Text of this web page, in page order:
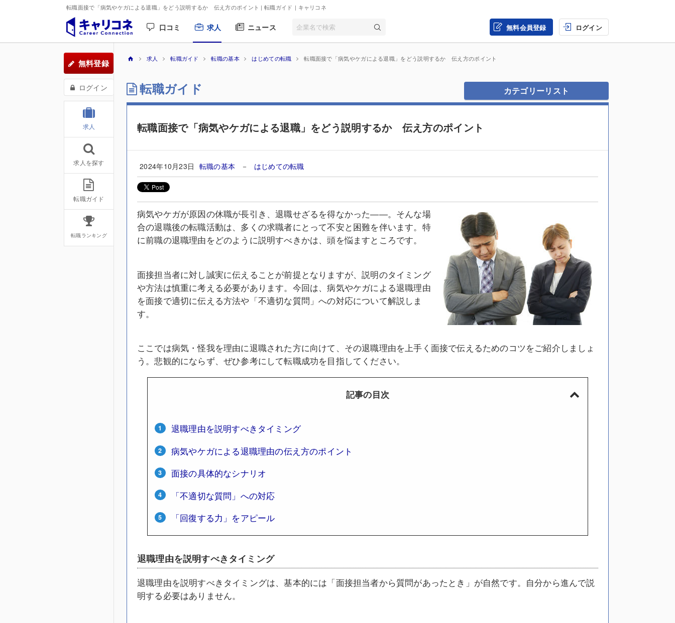
転職面接で「病気やケガによる退職」をどう説明するか 伝え方のポイント | 転職ガイド | キャリコネ
口コミ 求人 ニュース 無料会員登録 ログイン
無料登録
ログイン
求人
求人を探す
転職ガイド
転職ランキング
求人 転職ガイド 転職の基本 はじめての転職 転職面接で「病気やケガによる退職」をどう説明するか 伝え方のポイント
転職ガイド カテゴリーリスト
転職面接で「病気やケガによる退職」をどう説明するか 伝え方のポイント
2024年10月23日 転職の基本 － はじめての転職
病気やケガが原因の休職が長引き、退職せざるを得なかった――。そんな場
合の退職後の転職活動は、多くの求職者にとって不安と困難を伴います。特
に前職の退職理由をどのように説明すべきかは、頭を悩ますところです。
面接担当者に対し誠実に伝えることが前提となりますが、説明のタイミング
や方法は慎重に考える必要があります。今回は、病気やケガによる退職理由
を面接で適切に伝える方法や「不適切な質問」への対応について解説しま
す。
ここでは病気・怪我を理由に退職された方に向けて、その退職理由を上手く面接で伝えるためのコツをご紹介しましょ
う。悲観的にならず、ぜひ参考にして転職成功を目指してください。
記事の目次
退職理由を説明すべきタイミング
病気やケガによる退職理由の伝え方のポイント
面接の具体的なシナリオ
「不適切な質問」への対応
「回復する力」をアピール
退職理由を説明すべきタイミング
退職理由を説明すべきタイミングは、基本的には「面接担当者から質問があったとき」が自然です。自分から進んで説
明する必要はありません。